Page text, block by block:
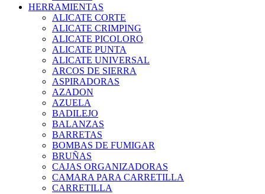
HERRAMIENTAS
ALICATE CORTE
ALICATE CRIMPING
ALICATE PICOLORO
ALICATE PUNTA
ALICATE UNIVERSAL
ARCOS DE SIERRA
ASPIRADORAS
AZADON
AZUELA
BADILEJO
BALANZAS
BARRETAS
BOMBAS DE FUMIGAR
BRUÑAS
CAJAS ORGANIZADORAS
CAMARA PARA CARRETILLA
CARRETILLA